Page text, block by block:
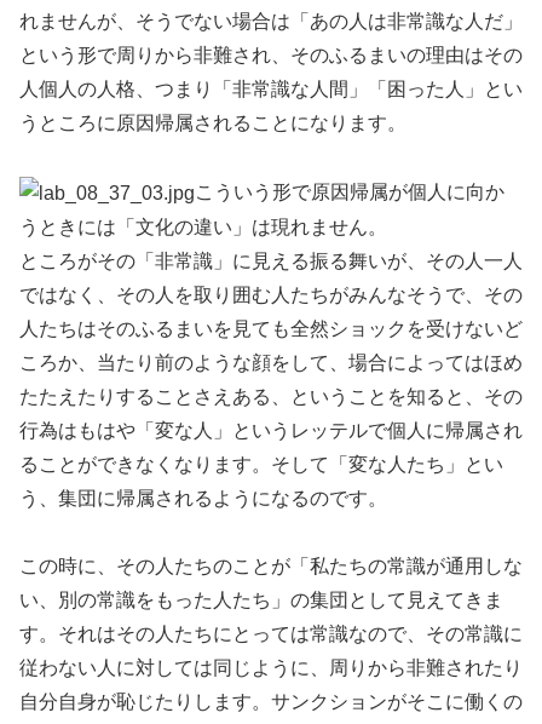
れませんが、そうでない場合は「あの人は非常識な人だ」
という形で周りから非難され、そのふるまいの理由はその
人個人の人格、つまり「非常識な人間」「困った人」とい
うところに原因帰属されることになります。
こういう形で原因帰属が個人に向か
うときには「文化の違い」は現れません。
ところがその「非常識」に見える振る舞いが、その人一人
ではなく、その人を取り囲む人たちがみんなそうで、その
人たちはそのふるまいを見ても全然ショックを受けないど
ころか、当たり前のような顔をして、場合によってはほめ
たたえたりすることさえある、ということを知ると、その
行為はもはや「変な人」というレッテルで個人に帰属され
ることができなくなります。そして「変な人たち」とい
う、集団に帰属されるようになるのです。
この時に、その人たちのことが「私たちの常識が通用しな
い、別の常識をもった人たち」の集団として見えてきま
す。それはその人たちにとっては常識なので、その常識に
従わない人に対しては同じように、周りから非難されたり
自分自身が恥じたりします。サンクションがそこに働くの